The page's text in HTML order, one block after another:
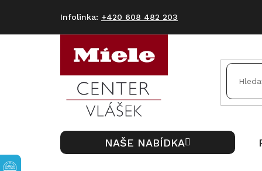
+420 608 482 203
NAŠE NABÍDKA